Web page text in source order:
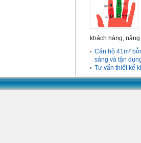
khách hàng,
Căn hộ 41m²
sáng và tận
Tư vấn thiết kế